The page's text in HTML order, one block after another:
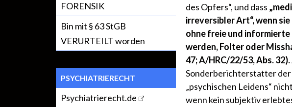
FORENSIK
Bin mit § 63 StGB
VERURTEILT worden
PSYCHIATRIERECHT
Psychiatrierecht.de
des Opfers“, und dass
irreversibler Art“, wenn
ohne freie und
werden, Folter oder
47; A/HRC/22/53, Abs. 32).
Sonderberichterstatter der
„psychischen Leidens“
wenn kein subjektiv